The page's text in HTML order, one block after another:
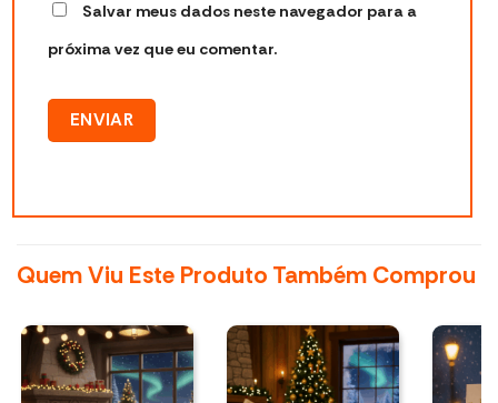
Salvar meus dados neste navegador para a
próxima vez que eu comentar.
Quem Viu Este Produto Também Comprou